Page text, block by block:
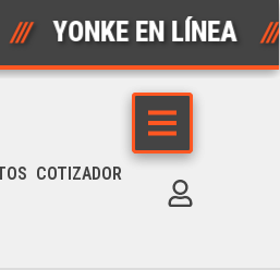
EN LÍNEA ///
COTIZADOR